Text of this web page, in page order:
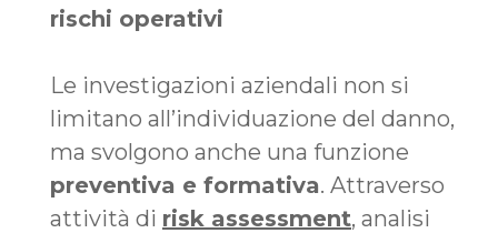
rischi operativi
Le investigazioni aziendali non si
limitano all’individuazione del danno,
ma svolgono anche una funzione
preventiva e formativa. Attraverso
attività di risk assessment, analisi